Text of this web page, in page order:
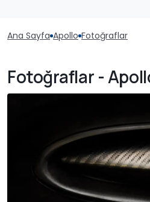
Ana Sayfa Apollo Fotoğraflar
Fotoğraflar -